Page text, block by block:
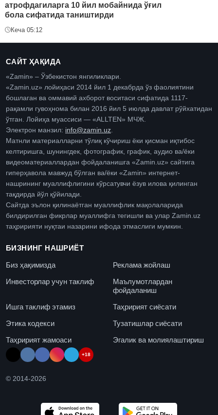
атрофдагиларга 10 йил мобайнида ўғил
бола сифатида таништирди
Кеча 05:12
САЙТ ҲАҚИДА
«Zamin» – Ўзбекистон янгиликлари.
«Zamin.uz» лойиҳаси 2014 йил 1 декабрда ўз фаолиятини
бошлаган ва оммавий ахборот воситаси сифатида 1117-
рақамли гувоҳнома билан 2016 йил 5 июлда давлат рўйхатидан
ўтган. Лойиҳа муассиси — «ALLTEN» МЧЖ.
Электрон манзил: info@zamin.uz
Матнли материалларни тўлиқ кўчириш ёки қисман иқтибос
келтиришга, шунингдек, фотографик, график, аудио ва/ёки
видеоматериаллардан фойдаланишга «Zamin.uz» сайтига
гиперҳавола мавжуд бўлган ва/ёки «Zamin» интернет-
нашрининг муаллифлигини кўрсатувчи ёзув илова қилинган
тақдирда йўл қўйилади.
Сайтда эълон қилинаётган муаллифлик мақолаларида
билдирилган фикрлар муаллифга тегишли ва улар Zamin.uz
таҳририяти нуқтаи назарини ифода этмаслиги мумкин.
БИЗНИНГ НАШРИЁТ
Биз ҳақимизда
Реклама жойлаш
Инвесторлар учун таклиф
Маълумотлардан
фойдаланиш
Ишга таклиф этамиз
Таҳририят сиёсати
Этика кодекси
Тузатишлар сиёсати
Таҳририят жамоаси
Эгалик ва молиялаштириш
+18
© 2014-2026